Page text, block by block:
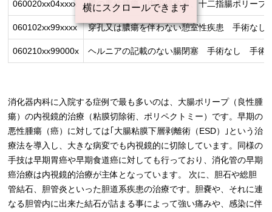
060020xx04xxxx 胃の悪性腫瘍 内視鏡的胃、十二指腸ポリープ
060102xx99xxxx 穿孔又は膿瘍を伴わない憩室性疾患 手術なし
060210xx99000x ヘルニアの記載のない腸閉塞 手術なし 手術
消化器内科に入院する症例で最も多いのは、大腸ポリープ（良性腫
瘍）の内視鏡的治療（粘膜切除術、ポリペクトミー）です。早期の
悪性腫瘍（癌）に対しては｢大腸粘膜下層剥離術（ESD）｣という治
療法を導入し、大きな病変でも内視鏡的に切除しています。同様の
手技は早期胃癌や早期食道癌に対しても行っており、消化管の早期
癌治療は内視鏡的治療が主体となっています。 次に、胆石や総胆
管結石、胆管炎といった胆道系疾患の治療です。胆嚢や、それに連
なる胆管内に出来た結石が詰まる事によって強い痛みや、感染に伴